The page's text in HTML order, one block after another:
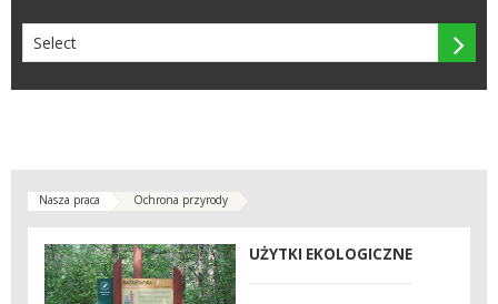

Nasza praca Ochrona przyrody
UŻYTKI EKOLOGICZNE